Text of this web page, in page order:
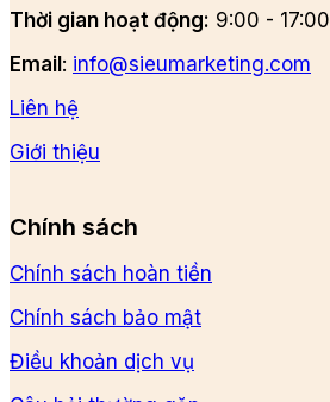
Thời gian hoạt động: 9:00 - 17:00
Email: info@sieumarketing.com
Liên hệ
Giới thiệu
Chính sách
Chính sách hoàn tiền
Chính sách bảo mật
Điều khoản dịch vụ